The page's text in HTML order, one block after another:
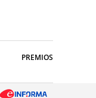
PREMIOS